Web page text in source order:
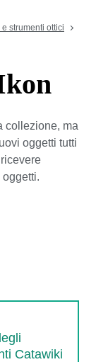
e strumenti ottici
collezione, ma
oggetti tutti
Catawiki